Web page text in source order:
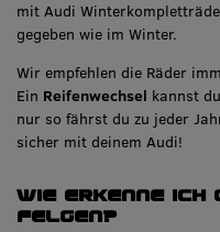
mit Audi
gegeben wie im Winter.
Wir empfehlen die Räder
Ein Reifenwechsel kannst
nur so fährst du zu jeder
sicher mit deinem Audi!
Wie erkenne ich
Felgen?